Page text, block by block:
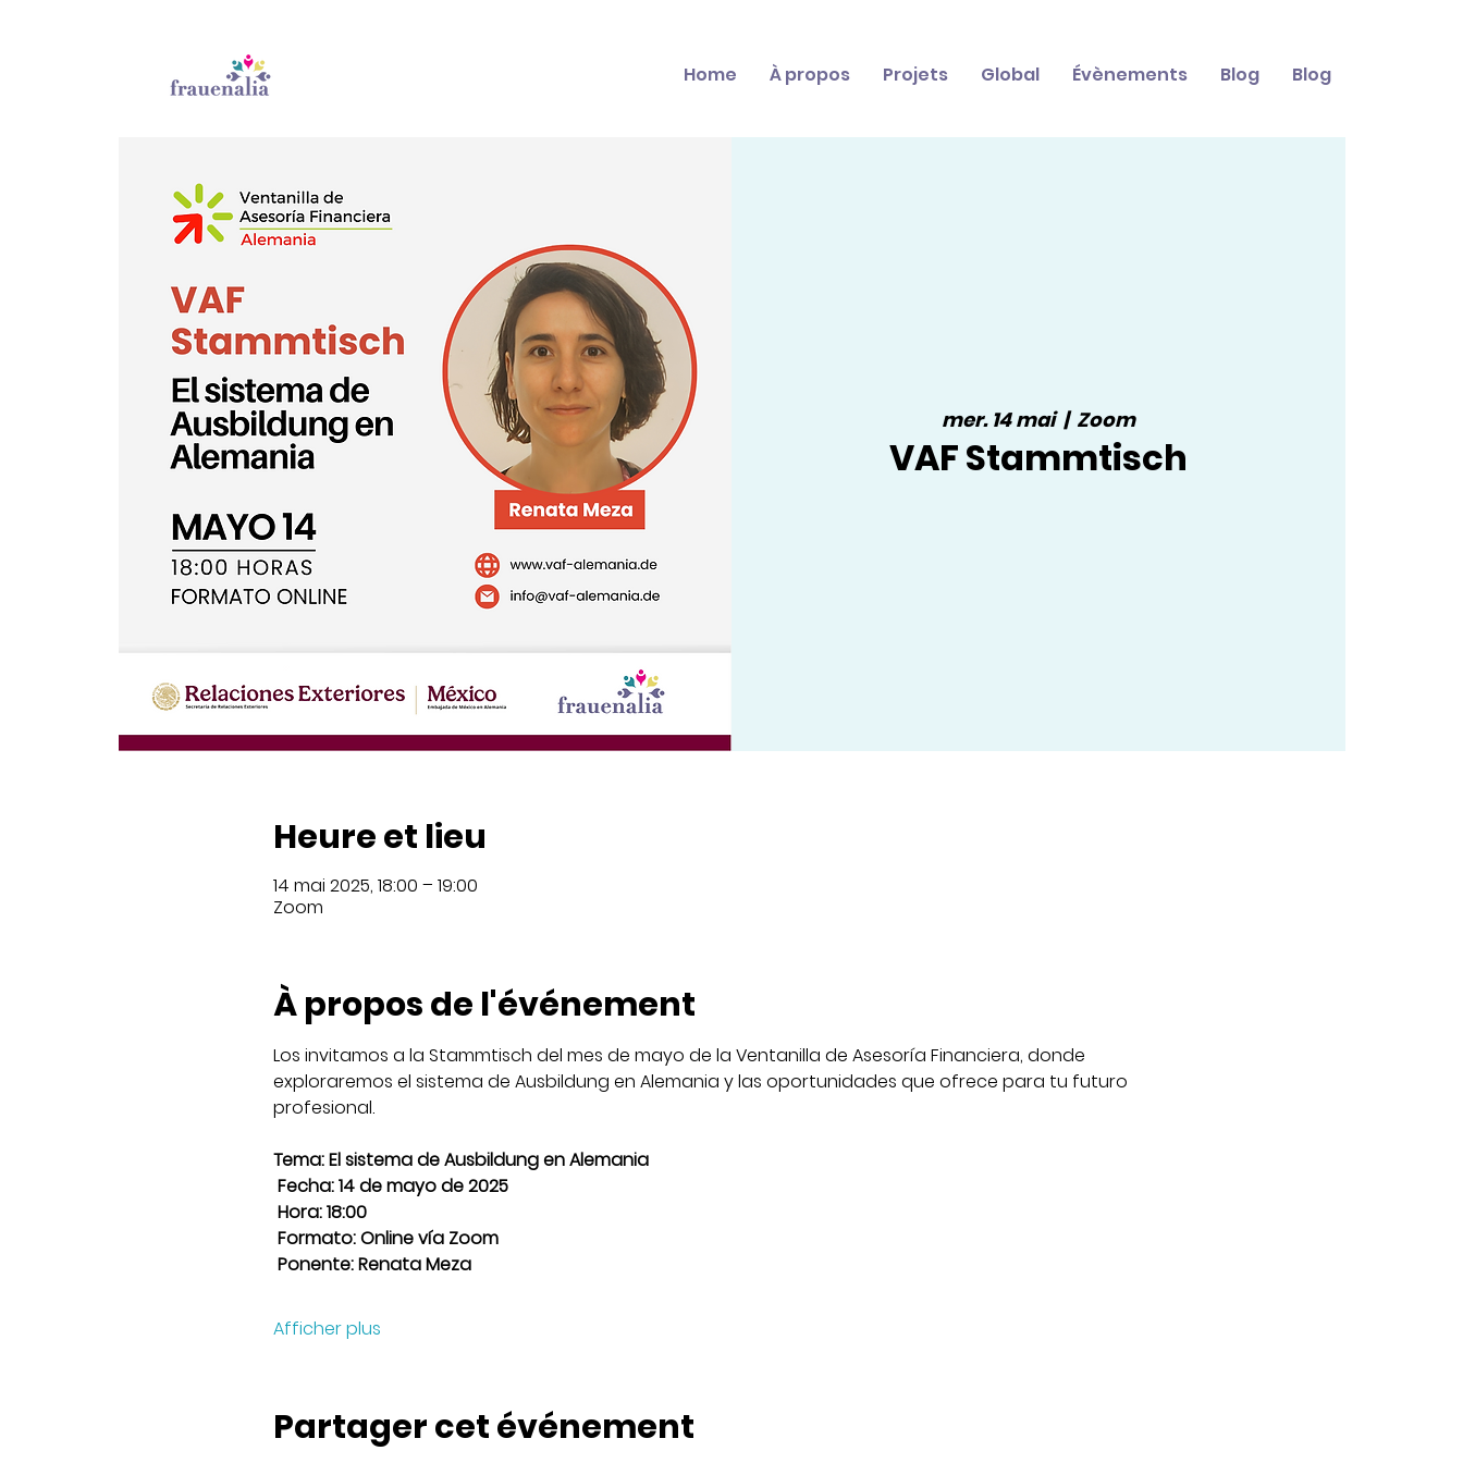
Home À propos Projets Global Évènements Blog Blog
mer. 14 mai
  |
Zoom
VAF Stammtisch
Heure et lieu
14 mai 2025, 18:00 – 19:00
Zoom
À propos de l'événement
Los invitamos a la Stammtisch del mes de mayo de la Ventanilla de Asesoría Financiera, donde
exploraremos el sistema de Ausbildung en Alemania y las oportunidades que ofrece para tu futuro
profesional.
Tema: El sistema de Ausbildung en Alemania
Fecha: 14 de mayo de 2025
Hora: 18:00
Formato: Online vía Zoom
Ponente: Renata Meza
Afficher plus
Partager cet événement